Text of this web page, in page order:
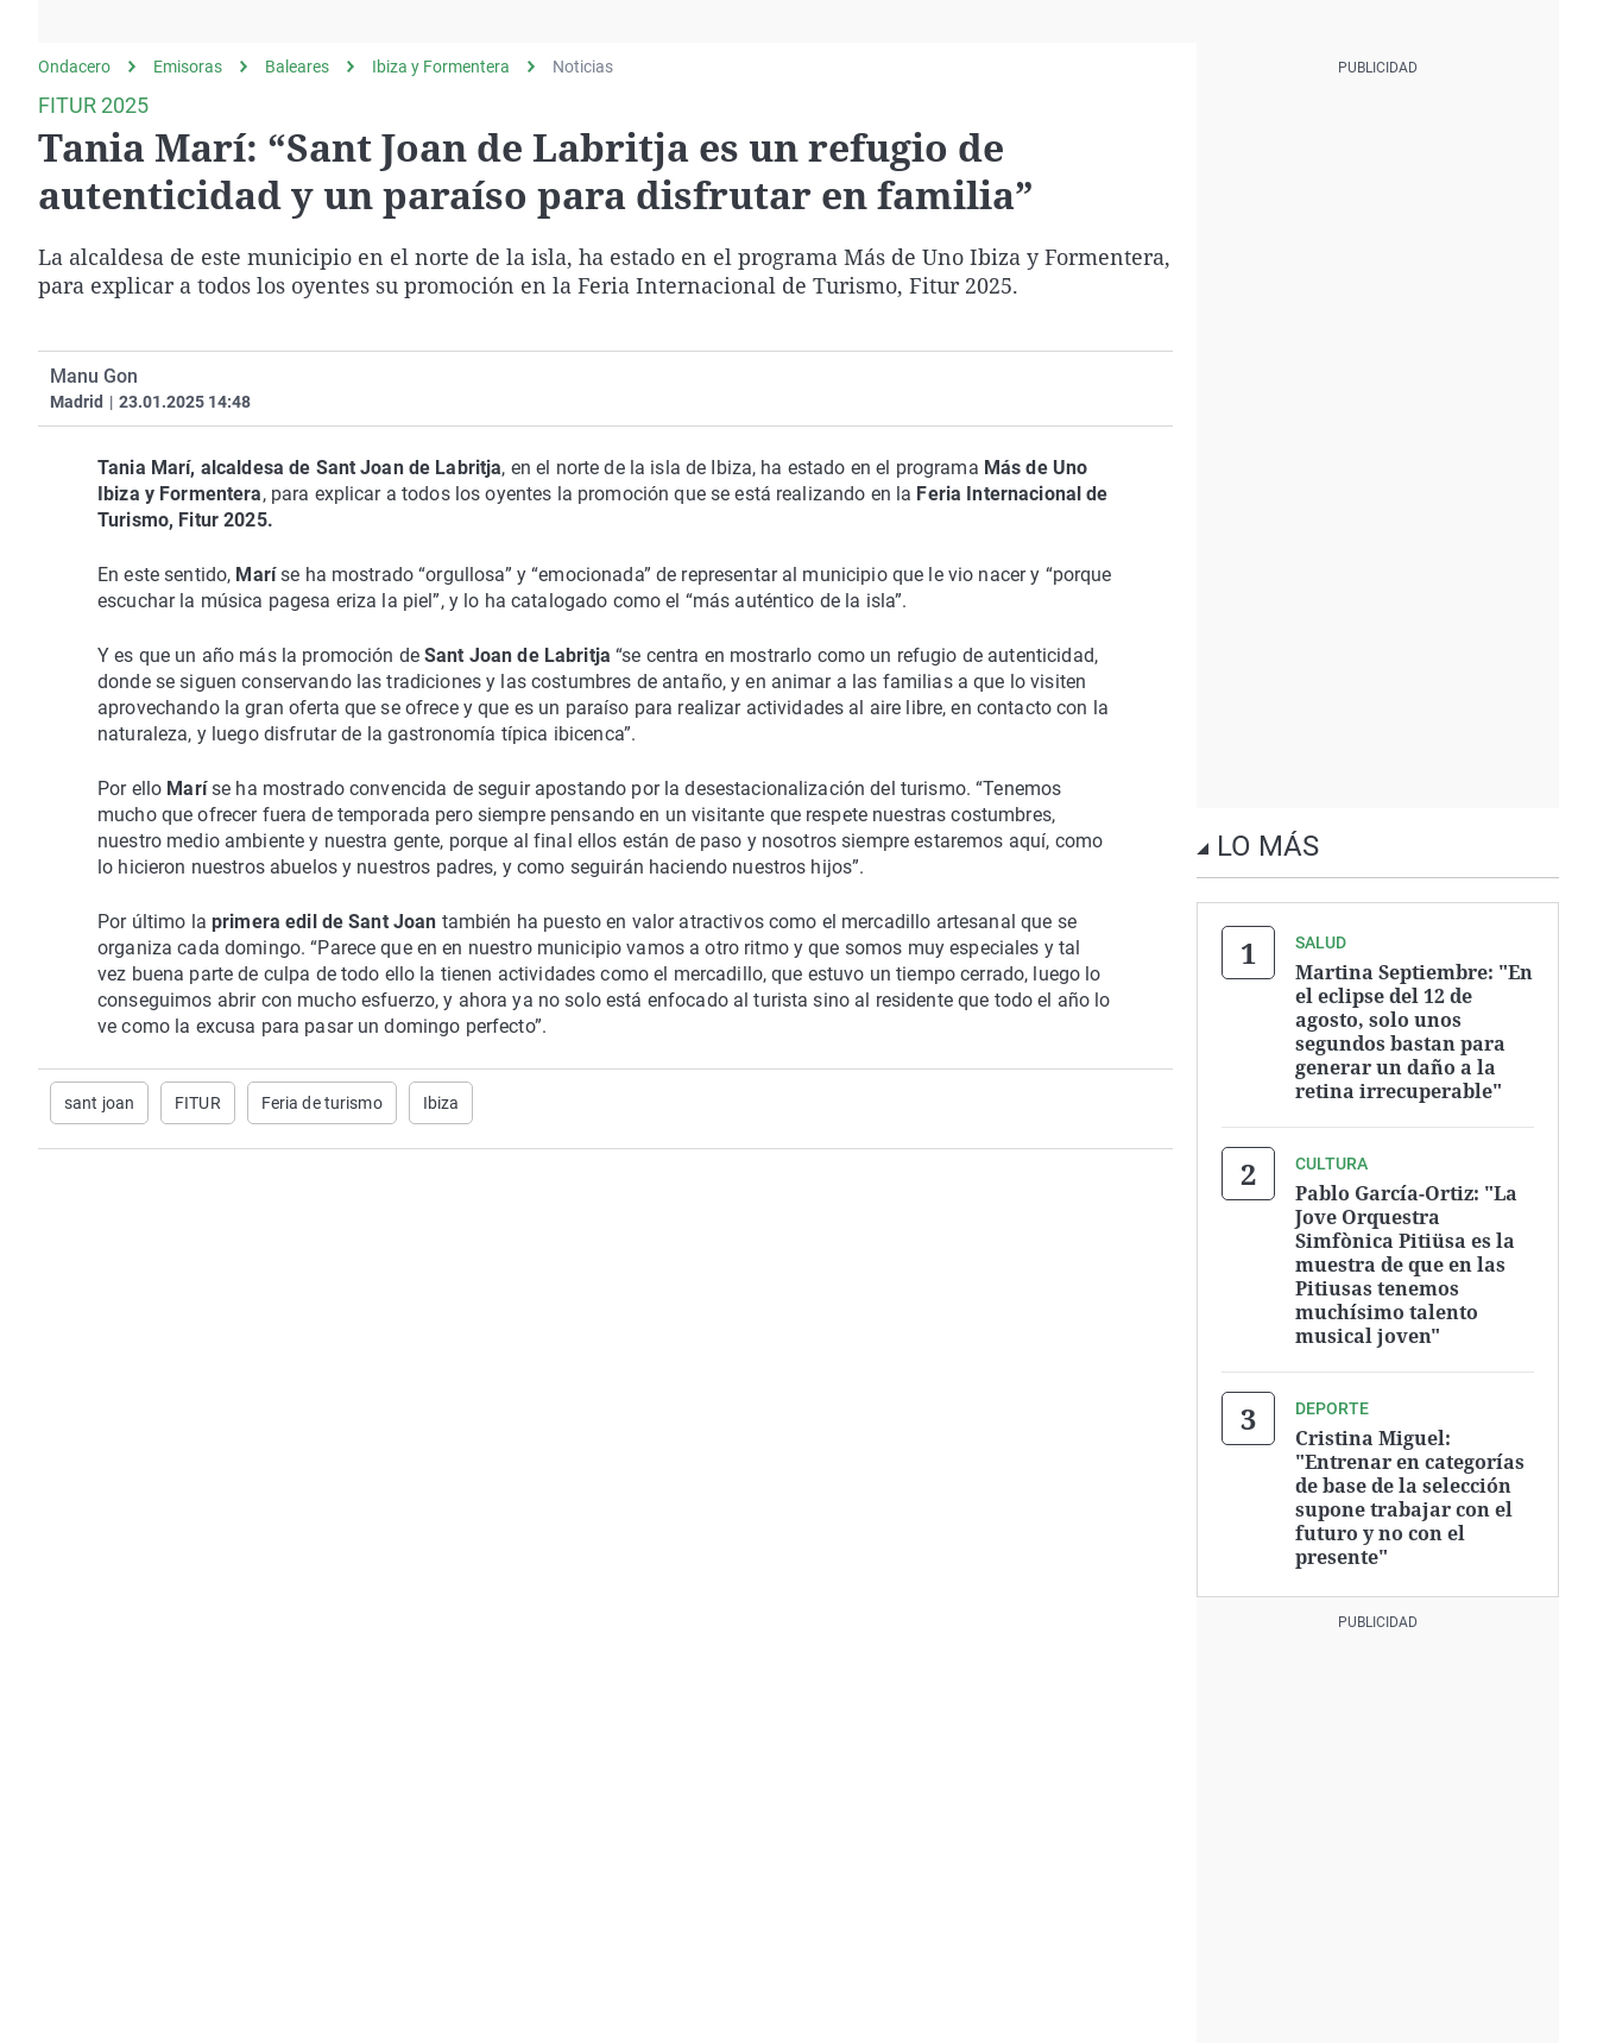
Operación Viuda
Negra
Ondacero Emisoras Baleares Ibiza y Formentera Noticias
FITUR 2025
Tania Marí: “Sant Joan de Labritja es un refugio de
autenticidad y un paraíso para disfrutar en familia”
La alcaldesa de este municipio en el norte de la isla, ha estado en el programa Más de Uno Ibiza y Formentera,
para explicar a todos los oyentes su promoción en la Feria Internacional de Turismo, Fitur 2025.
Manu Gon
Madrid | 23.01.2025 14:48
Tania Marí, alcaldesa de Sant Joan de Labritja, en el norte de la isla de Ibiza, ha estado en el programa Más de Uno
Ibiza y Formentera, para explicar a todos los oyentes la promoción que se está realizando en la Feria Internacional de
Turismo, Fitur 2025.
En este sentido, Maríse ha mostrado “orgullosa” y “emocionada” de representar al municipio que le vio nacer y “porque
escuchar la música pagesa eriza la piel”, y lo ha catalogado como el “más auténtico de la isla”.
Y es que un año más la promoción deSant Joan de Labritja“se centra en mostrarlo como un refugio de autenticidad,
donde se siguen conservando las tradiciones y las costumbres de antaño, y en animar a las familias a que lo visiten
aprovechando la gran oferta que se ofrece y que es un paraíso para realizar actividades al aire libre, en contacto con la
naturaleza, y luego disfrutar de la gastronomía típica ibicenca”.
Por ello Maríse ha mostrado convencida de seguir apostando por la desestacionalización del turismo. “Tenemos
mucho que ofrecer fuera de temporada pero siempre pensando en un visitante que respete nuestras costumbres,
nuestro medio ambiente y nuestra gente, porque al final ellos están de paso y nosotros siempre estaremos aquí, como
lo hicieron nuestros abuelos y nuestros padres, y como seguirán haciendo nuestros hijos”.
Por último la primera edil de Sant Joan también ha puesto en valor atractivos como el mercadillo artesanal que se
organiza cada domingo. “Parece que en en nuestro municipio vamos a otro ritmo y que somos muy especiales y tal
vez buena parte de culpa de todo ello la tienen actividades como el mercadillo, que estuvo un tiempo cerrado, luego lo
conseguimos abrir con mucho esfuerzo, y ahora ya no solo está enfocado al turista sino al residente que todo el año lo
ve como la excusa para pasar un domingo perfecto”.
sant joan FITUR Feria de turismo Ibiza
LO MÁS
SALUD
Martina Septiembre: "En
el eclipse del 12 de
agosto, solo unos
segundos bastan para
generar un daño a la
retina irrecuperable"
CULTURA
Pablo García-Ortiz: "La
Jove Orquestra
Simfònica Pitiüsa es la
muestra de que en las
Pitiusas tenemos
muchísimo talento
musical joven"
DEPORTE
Cristina Miguel:
"Entrenar en categorías
de base de la selección
supone trabajar con el
futuro y no con el
presente"